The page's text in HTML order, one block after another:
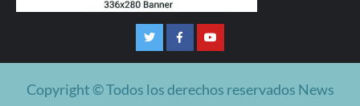
TwitterFacebookYoutube
Copyright © Todos los derechos reservados News